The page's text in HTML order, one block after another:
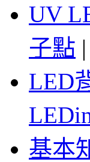
UV
子點 |
LED
基本